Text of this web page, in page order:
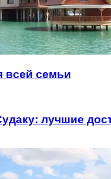
всей семьи
лучшие